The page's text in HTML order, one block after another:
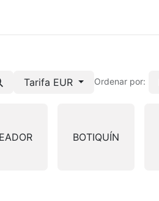
Tarifa EUR Ordenar por:
BOTIQUÍN